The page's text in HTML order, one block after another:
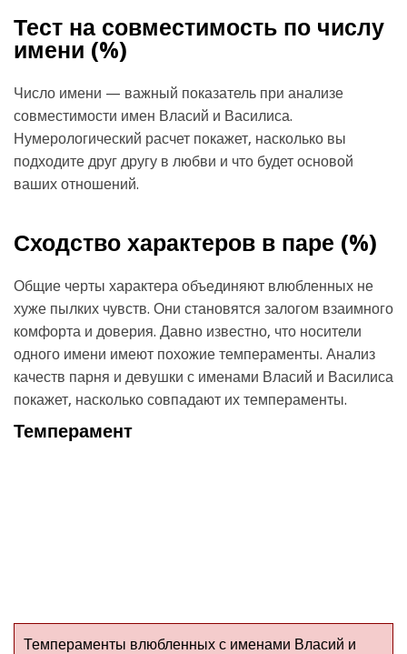
Тест на совместимость по числу
имени (%)
Число имени — важный показатель при анализе
совместимости имен Власий и Василиса.
Нумерологический расчет покажет, насколько вы
подходите друг другу в любви и что будет основой
ваших отношений.
Сходство характеров в паре (%)
Общие черты характера объединяют влюбленных не
хуже пылких чувств. Они становятся залогом взаимного
комфорта и доверия. Давно известно, что носители
одного имени имеют похожие темпераменты. Анализ
качеств парня и девушки с именами Власий и Василиса
покажет, насколько совпадают их темпераменты.
Темперамент
Темпераменты влюбленных с именами Власий и